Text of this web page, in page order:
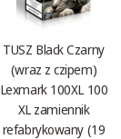
TUSZ Black Czarny
(wraz z czipem)
Lexmark 100XL 100
XL zamiennik
refabrykowany (19